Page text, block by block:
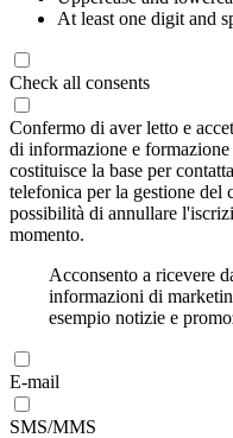
At least one digit and
Check all consents
Confermo di aver letto e
di informazione e
costituisce la base per
telefonica per la gestione del
possibilità di annullare
momento.
Acconsento a ricevere
informazioni di
esempio notizie e
E-mail
SMS/MMS